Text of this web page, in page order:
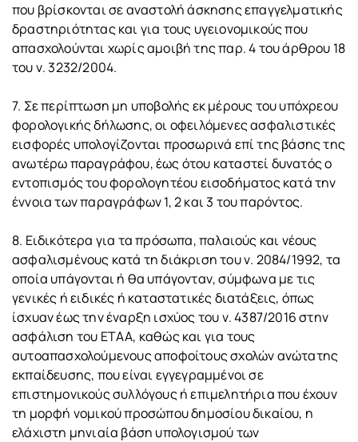
που βρίσκονται σε αναστολή άσκησης επαγγελματικής
δραστηριότητας και για τους υγειονομικούς που
απασχολούνται χωρίς αμοιβή της παρ. 4 του άρθρου 18
του ν. 3232/2004.
7. Σε περίπτωση μη υποβολής εκ μέρους του υπόχρεου
φορολογικής δήλωσης, οι οφειλόμενες ασφαλιστικές
εισφορές υπολογίζονται προσωρινά επί της βάσης της
ανωτέρω παραγράφου, έως ότου καταστεί δυνατός ο
εντοπισμός του φορολογητέου εισοδήματος κατά την
έννοια των παραγράφων 1, 2 και 3 του παρόντος.
8. Ειδικότερα για τα πρόσωπα, παλαιούς και νέους
ασφαλισμένους κατά τη διάκριση του ν. 2084/1992, τα
οποία υπάγονται ή θα υπάγονταν, σύμφωνα με τις
γενικές ή ειδικές ή καταστατικές διατάξεις, όπως
ίσχυαν έως την έναρξη ισχύος του ν. 4387/2016 στην
ασφάλιση του ΕΤΑΑ, καθώς και για τους
αυτοαπασχολούμενους αποφοίτους σχολών ανώτατης
εκπαίδευσης, που είναι εγγεγραμμένοι σε
επιστημονικούς συλλόγους ή επιμελητήρια που έχουν
τη μορφή νομικού προσώπου δημοσίου δικαίου, η
ελάχιστη μηνιαία βάση υπολογισμού των